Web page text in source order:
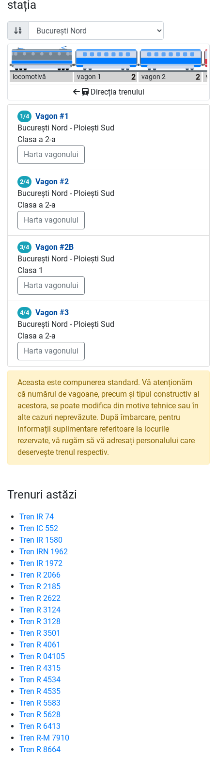
stația
locomotivă vagon 1 vagon 2
Direcția trenului
1/4
Vagon #1
București Nord - Ploiești Sud
Clasa a 2-a
Harta vagonului
2/4
Vagon #2
București Nord - Ploiești Sud
Clasa a 2-a
Harta vagonului
3/4
Vagon #2B
București Nord - Ploiești Sud
Clasa 1
Harta vagonului
4/4
Vagon #3
București Nord - Ploiești Sud
Clasa a 2-a
Harta vagonului
Aceasta este compunerea standard. Vă atenționăm
că numărul de vagoane, precum și tipul constructiv al
acestora, se poate modifica din motive tehnice sau în
alte cazuri neprevăzute. După îmbarcare, pentru
informații suplimentare referitoare la locurile
rezervate, vă rugăm să vă adresați personalului care
deservește trenul respectiv.
Trenuri astăzi
Tren IR 74
Tren IC 552
Tren IR 1580
Tren IRN 1962
Tren IR 1972
Tren R 2066
Tren R 2185
Tren R 2622
Tren R 3124
Tren R 3128
Tren R 3501
Tren R 4061
Tren R 04105
Tren R 4315
Tren R 4534
Tren R 4535
Tren R 5583
Tren R 5628
Tren R 6413
Tren R-M 7910
Tren R 8664